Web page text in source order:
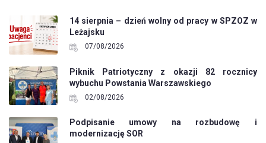
14 sierpnia – dzień wolny od pracy w SPZOZ w
Leżajsku
07/08/2026
Piknik Patriotyczny z okazji 82 rocznicy
wybuchu Powstania Warszawskiego
02/08/2026
Podpisanie umowy na rozbudowę i
modernizację SOR